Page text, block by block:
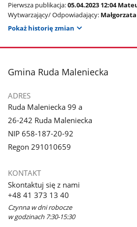
Pierwsza publikacja:05.04.2023 12:04
Wytwarzający/ Odpowiadający:
Pokaż historię zmian
stopka
Gmina Ruda Maleniecka
ADRES
Ruda Maleniecka 99 a
26-242 Ruda Maleniecka
NIP 658-187-20-92
Regon 291010659
KONTAKT
Skontaktuj się z nami
+48 41 373 13 40
Czynna w dni robocze
w godzinach 7:30-15:30